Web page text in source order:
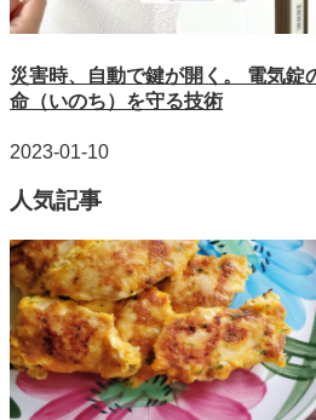
災害時、自動で鍵が開く。 電気錠
命（いのち）を守る技術
2023-01-10
人気記事